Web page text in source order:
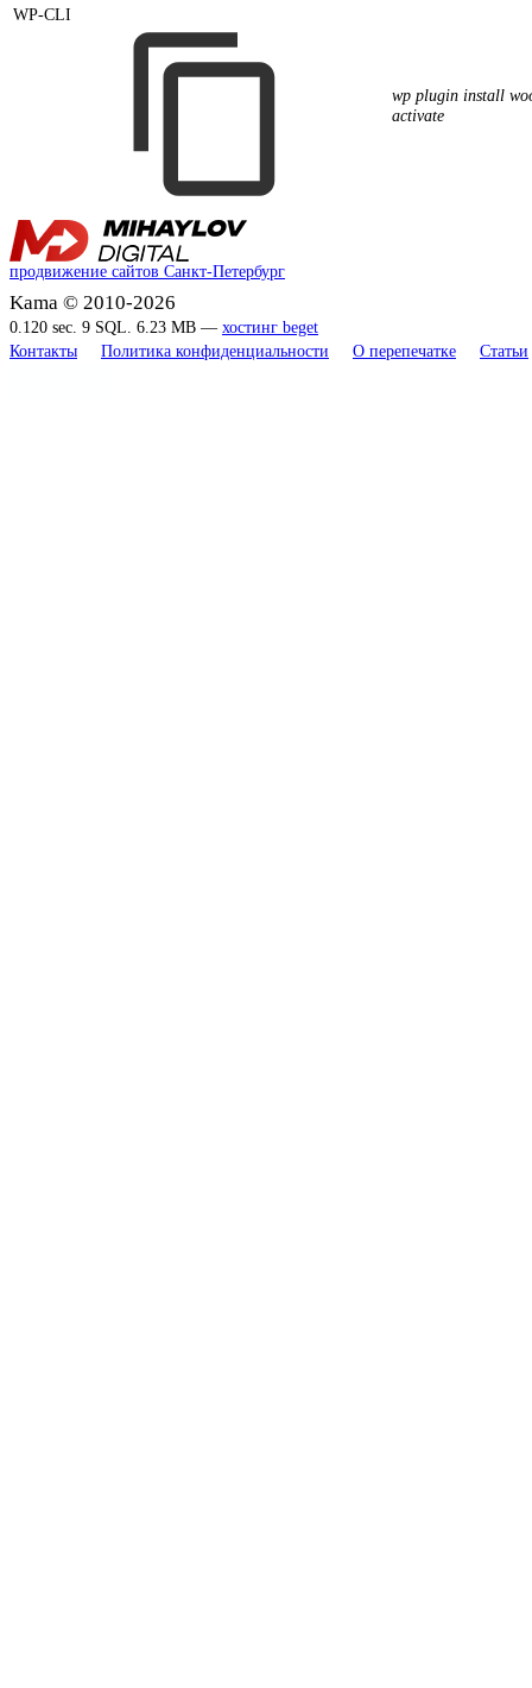
WP-CLI
wp plugin install
activate
продвижение сайтов Санкт-Петербург
Kama © 2010-2026
0.120 sec. 9 SQL. 6.23 MB — хостинг beget
Контакты
Политика конфиденциальности О перепечатке Статьи